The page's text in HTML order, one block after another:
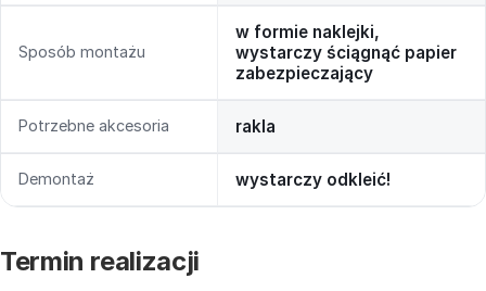
Sposób montażu
w formie naklejki,
wystarczy ściągnąć papier
zabezpieczający
Potrzebne akcesoria rakla
Demontaż wystarczy odkleić!
Termin realizacji